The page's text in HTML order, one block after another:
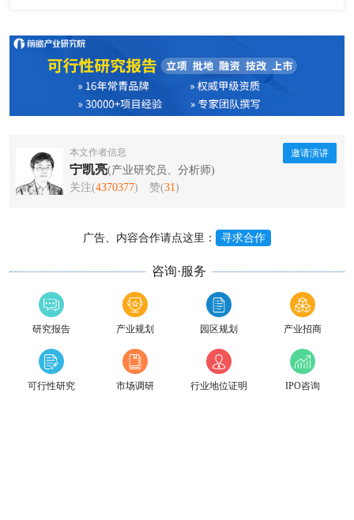
本文作者信息
宁凯亮(产业研究员、分析师)
关注(4370377) 赞(31 )
邀请演讲
广告、内容合作请点这里： 寻求合作
咨询·服务
研究报告 产业规划 园区规划 产业招商
可行性研究 市场调研 行业地位证明 IPO咨询